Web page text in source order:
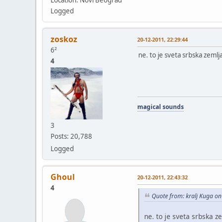
Logged
zoskoz
6²
4
3
Posts: 20,788
Logged
20-12-2011, 22:29:44
ne. to je sveta srbska
magical sounds
Ghoul
4
20-12-2011, 22:43:32
Quote from: kralj Kuga
ne. to je sveta srbska